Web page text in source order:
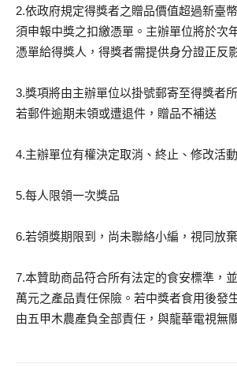
2.依政府規定得獎者之贈品價值超過新臺
須申報中獎之扣繳憑單。主辦單位將於次
憑單給得獎人，得獎者需提供身分證正反
3.獎項將由主辦單位以掛號郵寄至得獎者
若郵件逾期未領或遭退件，贈品不補送
4.主辦單位有權決定取消、終止、修改活
5.每人限領一次獎品
6.若領獎期限到，尚未聯絡小編，視同放
7.本贊助商品符合所有法定的食安標準，
萬元之產品責任保險。若中獎者食用後發
由五甲木農產負全部責任，與龍華電視無